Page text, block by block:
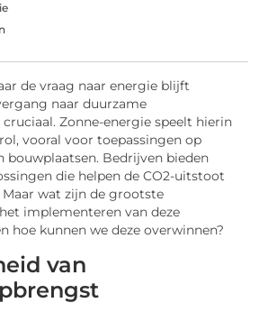
de vraag naar energie blijft
naar duurzame
Zonne-energie speelt hierin
vooral voor toepassingen op
bouwplaatsen. Bedrijven bieden
die helpen de CO2-uitstoot
wat zijn de grootste
implementeren van deze
hoe kunnen we deze overwinnen?
van